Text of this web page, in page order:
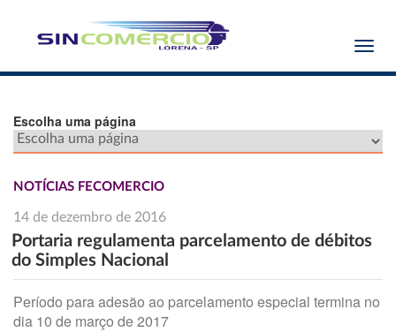
Escolha uma página
NOTÍCIAS FECOMERCIO
14 de dezembro de 2016
Portaria regulamenta parcelamento de débitos
do Simples Nacional
Período para adesão ao parcelamento especial termina no
dia 10 de março de 2017